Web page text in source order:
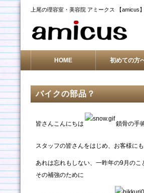
上尾の理容室・美容院 アミークス 【amicus】
HOME 初めての方
バイクの部品？
皆さんこんにちは 鎖骨の手
スタッフの皆さんをはじめ、お客様に
あれは忘れもしない、一昨年の9月のこ
その補強のために